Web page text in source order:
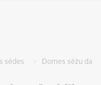
sēdes Domes sēžu